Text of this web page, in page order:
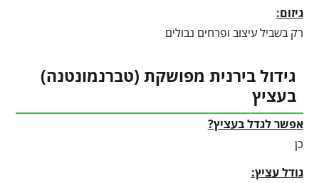
גיזום:
רק בשביל עיצוב ופרחים נבולים
גידול בירנית מפושקת (טברנמונטנה)
בעציץ
אפשר לגדל בעציץ?
כן
גודל עציץ: